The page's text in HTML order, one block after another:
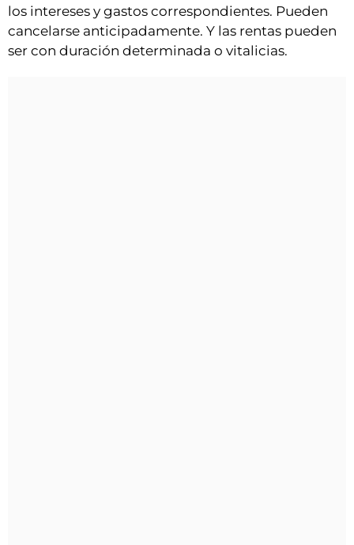
los intereses y gastos correspondientes. Pueden
cancelarse anticipadamente. Y las rentas pueden
ser con duración determinada o vitalicias.